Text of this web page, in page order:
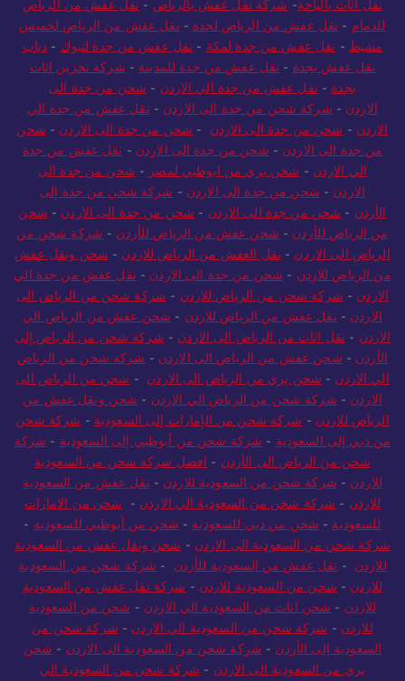
نقل اثاث بالباحة- شركة نقل عفش بالرياض - نقل عفش من الرياض
للدمام - نقل عفش من الرياض لجدة - نقل عفش من الرياض لخميس
مشيط - نقل عفش من جدة لمكة - نقل عفش من جدة لتبوك - دباب
نقل عفش بجدة - نقل عفش من جدة للمدينة - شركة تخزين اثاث
بجدة - نقل عفش من جدة الي الاردن - شحن من جدة الى
الاردن - شركة شحن من جدة الى الاردن - نقل عفش من جدة الي
الاردن - شحن من جدة الى الاردن - شحن من جدة الى الاردن - شحن
من جدة الى الاردن - شحن من جدة الى الاردن - نقل عفش من جدة
الي الاردن - شحن بري من ابوظبي لمصر - شحن من جدة الى
الاردن - شحن من جدة الى الاردن - شركة شحن من جدة إلى
الأردن - شحن من جدة الى الاردن - شحن من جدة الى الاردن - شحن
من الرياض للأردن - شحن عفش من الرياض للأردن - شركة شحن من
الرياض الى الاردن - نقل العفش من الرياض للاردن - شحن ونقل عفش
من الرياض للاردن - شحن من جدة الى الاردن - نقل عفش من جدة الي
الاردن - شركة شحن من الرياض للاردن - شركة شحن من الرياض الى
الاردن - نقل عفش من الرياض للاردن - شحن عفش من الرياض الي
الاردن - نقل اثاث من الرياض الى الاردن - شركة شحن من الرياض إلى
الأردن - شحن عفش من الرياض الى الاردن - شركة شحن من الرياض
الي الاردن - شحن بري من الرياض الى الاردن - شحن من الرياض الى
الاردن - شركة شحن من الرياض الي الاردن - شحن ونقل عفش من
الرياض للاردن - شركة شحن من الإمارات إلى السعودية - شركة شحن
من دبي إلى السعودية - شركة شحن من أبوظبي إلى السعودية - شركة
شحن من الرياض الى الأردن - افضل شركة شحن من السعودية
للاردن - شركة شحن من السعودية للاردن - نقل عفش من السعودية
للاردن - شركة شحن من السعودية الي الاردن - شحن من الامارات
للسعودية - شحن من دبي للسعودية - شحن من أبوظبي للسعودية -
شركة شحن من السعودية الى الاردن - شحن ونقل عفش من السعودية
للاردن - نقل عفش من السعودية للأردن - شركة شحن من السعودية
للاردن - شحن من السعودية للاردن - شركة نقل عفش من السعودية
للاردن - شحن اثاث من السعودية الي الاردن - شحن من السعودية
للاردن - شركة شحن من السعودية الي الاردن - شركة شحن من
السعودية إلى الأردن - شركة شحن من السعودية الى الاردن - شحن
بري من السعودية الى الاردن - شركة شحن من السعودية الي